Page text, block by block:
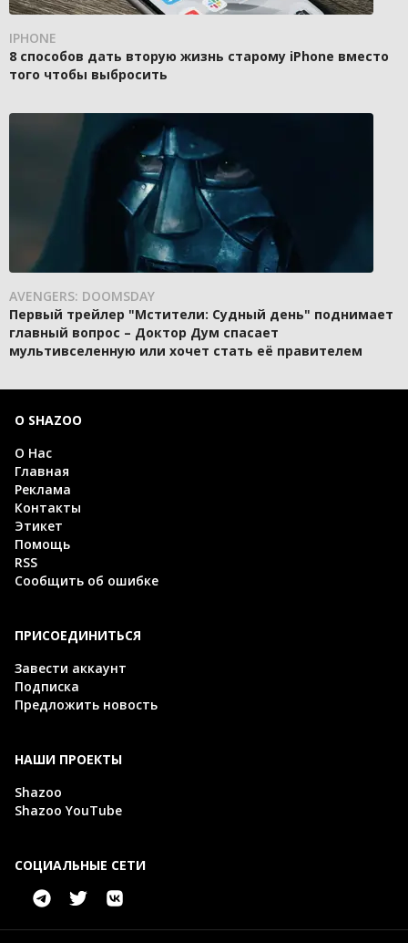
IPHONE
8 способов дать вторую жизнь старому iPhone вместо
того чтобы выбросить
AVENGERS: DOOMSDAY
Первый трейлер "Мстители: Судный день" поднимает
главный вопрос – Доктор Дум спасает
мультивселенную или хочет стать её правителем
О SHAZOO
О Нас
Главная
Реклама
Контакты
Этикет
Помощь
RSS
Сообщить об ошибке
ПРИСОЕДИНИТЬСЯ
Завести аккаунт
Подписка
Предложить новость
НАШИ ПРОЕКТЫ
Shazoo
Shazoo YouTube
СОЦИАЛЬНЫЕ СЕТИ